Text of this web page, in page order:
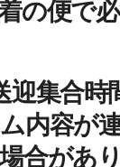
の便で
迎集合時
内容が
合があり